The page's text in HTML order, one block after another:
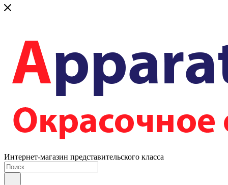
Интернет-магазин представительского класса